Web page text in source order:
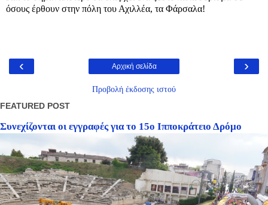
όσους έρθουν στην πόλη του Αχιλλέα, τα Φάρσαλα!
‹ ›
Αρχική σελίδα
Προβολή έκδοσης ιστού
FEATURED POST
Συνεχίζονται οι εγγραφές για το 15ο Ιπποκράτειο Δρόμο